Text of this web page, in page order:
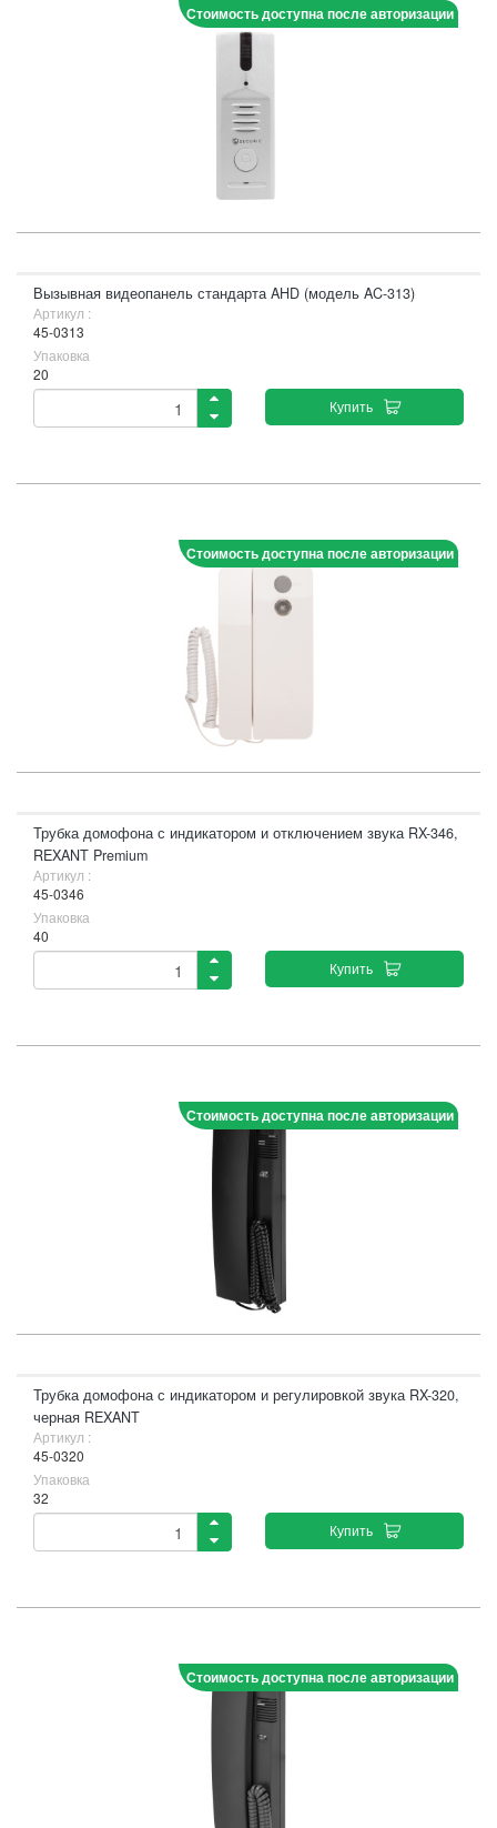
Стоимость доступна после авторизации
Вызывная видеопанель стандарта AHD (модель AC-313)
Артикул :
45-0313
Упаковка
20
Купить
Стоимость доступна после авторизации
Трубка домофона с индикатором и отключением звука RX-346,
REXANT Premium
Артикул :
45-0346
Упаковка
40
Купить
Стоимость доступна после авторизации
Трубка домофона с индикатором и регулировкой звука RX-320,
черная REXANT
Артикул :
45-0320
Упаковка
32
Купить
Стоимость доступна после авторизации